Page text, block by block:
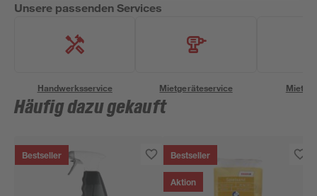
Unsere passenden Services
Handwerksservice Mietgeräteservice
Häufig dazu gekauft
Bestseller Bestseller
Aktion